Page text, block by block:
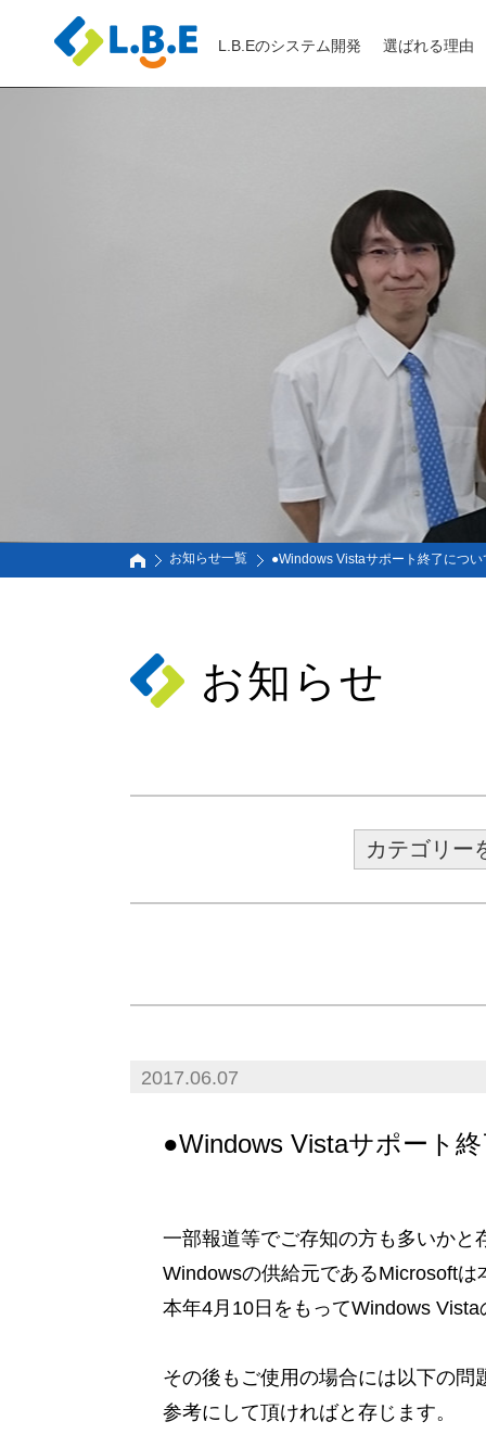
L.B.Eのシステム開発 選ばれる理由
お知らせ一覧 ●Windows Vistaサポート終了につい
お知らせ
2017.06.07
●Windows Vistaサポート
一部報道等でご存知の方も多いかと
Windowsの供給元であるMicrosoft
本年4月10日をもってWindows
その後もご使用の場合には以下の問
参考にして頂ければと存じます。